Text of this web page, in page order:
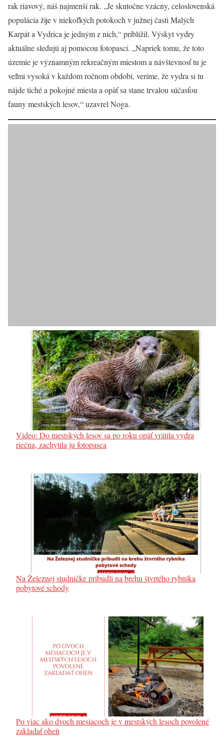
rak riavový, náš najmenší rak. „Je skutočne vzácny, celoslovenská
populácia žije v niekoľkých potokoch v južnej časti Malých
Karpát a Vydrica je jedným z nich,“ priblížil. Výskyt vydry
aktuálne sledujú aj pomocou fotopascí. „Napriek tomu, že toto
územie je významným rekreačným miestom a návštevnosť tu je
veľmi vysoká v každom ročnom období, veríme, že vydra si tu
nájde tiché a pokojné miesta a opäť sa stane trvalou súčasťou
fauny mestských lesov,“ uzavrel Noga.
Video: Do mestských lesov sa po roku opäť vrátila vydra
riečna, zachytila ju fotopasca
Na Železnej studničke pribudli na brehu štvrtého rybníka
pobytové schody
Po viac ako dvoch mesiacoch je v mestských lesoch povolené
zakladať oheň